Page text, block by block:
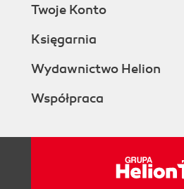
Twoje Konto
Księgarnia
Wydawnictwo Helion
Współpraca